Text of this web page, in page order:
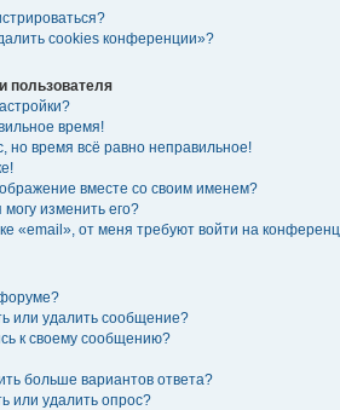
cookies конференции»?
пользователя
время!
но время всё равно неправильное!
вместе со своим именем?
могу изменить его?
«email», от меня требуют войти на
или удалить сообщение?
к своему сообщению?
больше вариантов ответа?
или удалить опрос?